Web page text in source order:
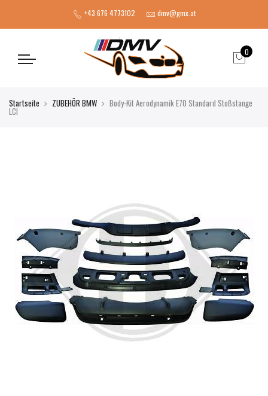
+43 676 4773102 dmv@gmx.at
0
Startseite ZUBEHÖR BMW Body-Kit Aerodynamik E70 Standard Stoßstange
LCI